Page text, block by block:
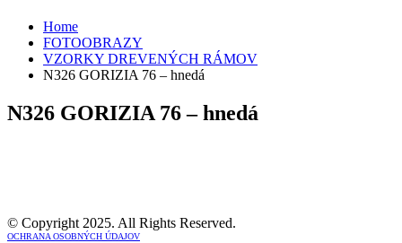
Home
FOTOOBRAZY
VZORKY DREVENÝCH RÁMOV
N326 GORIZIA 76 – hnedá
N326 GORIZIA 76 – hnedá
© Copyright 2025. All Rights Reserved.
OCHRANA OSOBNÝCH ÚDAJOV